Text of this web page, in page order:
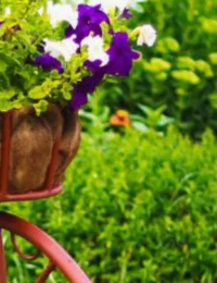
'DuchessofAlbany',
(нафото), 'Sir
клематисы из
Recta), которую